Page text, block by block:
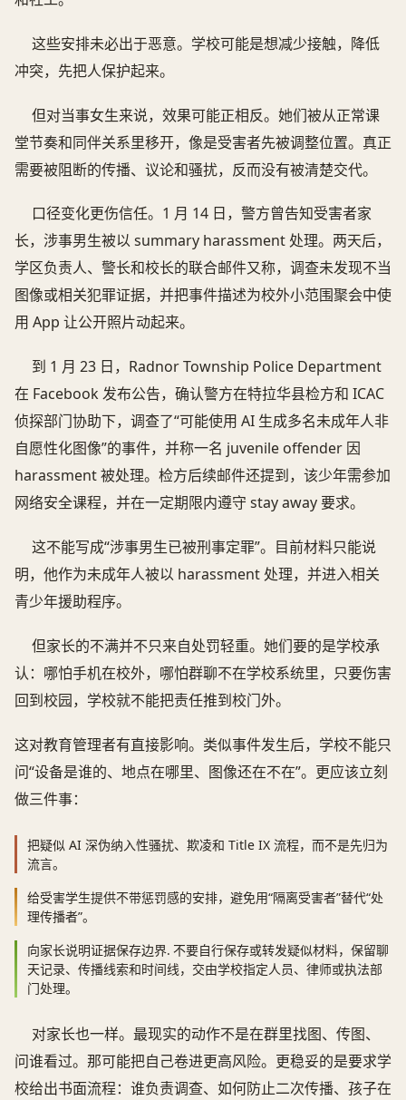
这些安排未必出于恶意。学校可能是想减少接触，降低
冲突，先把人保护起来。
但对当事女生来说，效果可能正相反。她们被从正常课
堂节奏和同伴关系里移开，像是受害者先被调整位置。真正
需要被阻断的传播、议论和骚扰，反而没有被清楚交代。
口径变化更伤信任。1 月 14 日，警方曾告知受害者家
长，涉事男生被以 summary harassment 处理。两天后，
学区负责人、警长和校长的联合邮件又称，调查未发现不当
图像或相关犯罪证据，并把事件描述为校外小范围聚会中使
用 App 让公开照片动起来。
到 1 月 23 日，Radnor Township Police Department
在 Facebook 发布公告，确认警方在特拉华县检方和 ICAC
侦探部门协助下，调查了“可能使用 AI 生成多名未成年人非
自愿性化图像”的事件，并称一名 juvenile offender 因
harassment 被处理。检方后续邮件还提到，该少年需参加
网络安全课程，并在一定期限内遵守 stay away 要求。
这不能写成“涉事男生已被刑事定罪”。目前材料只能说
明，他作为未成年人被以 harassment 处理，并进入相关
青少年援助程序。
但家长的不满并不只来自处罚轻重。她们要的是学校承
认：哪怕手机在校外，哪怕群聊不在学校系统里，只要伤害
回到校园，学校就不能把责任推到校门外。
这对教育管理者有直接影响。类似事件发生后，学校不能只
问“设备是谁的、地点在哪里、图像还在不在”。更应该立刻
做三件事：
把疑似 AI 深伪纳入性骚扰、欺凌和 Title IX 流程，而不是先归为
流言。
给受害学生提供不带惩罚感的安排，避免用“隔离受害者”替代“处
理传播者”。
向家长说明证据保存边界. 不要自行保存或转发疑似材料，保留聊
天记录、传播线索和时间线，交由学校指定人员、律师或执法部
门处理。
对家长也一样。最现实的动作不是在群里找图、传图、
问谁看过。那可能把自己卷进更高风险。更稳妥的是要求学
校给出书面流程：谁负责调查、如何防止二次传播、孩子在